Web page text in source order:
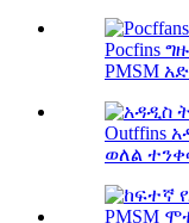
Pocfins
PMSM
Outffins
ወለል